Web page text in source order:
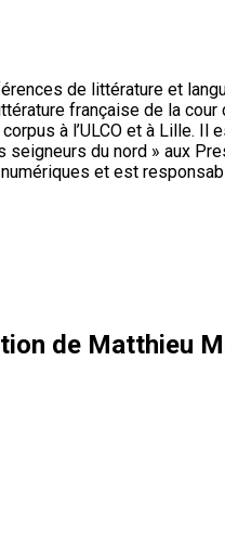
de littérature et
française de la
à l’ULCO et à Lille.
du nord » aux
et est
de Matthieu